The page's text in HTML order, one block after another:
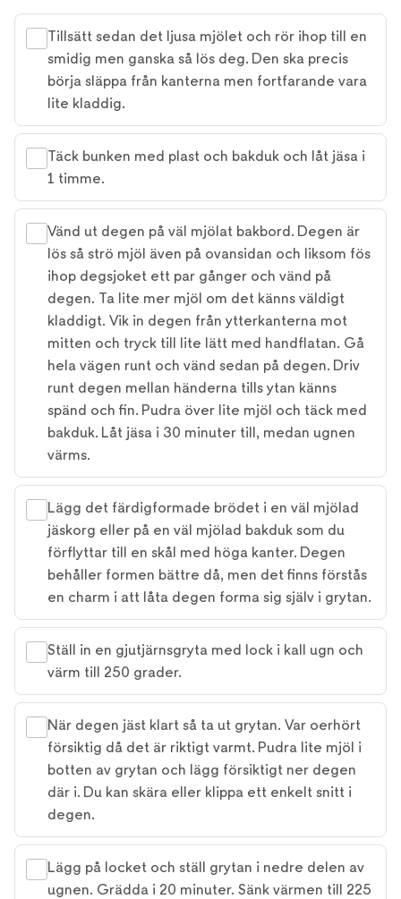
Tillsätt sedan det ljusa mjölet och rör ihop till en
smidig men ganska så lös deg. Den ska precis
börja släppa från kanterna men fortfarande vara
lite kladdig.
Täck bunken med plast och bakduk och låt jäsa i
1 timme.
Vänd ut degen på väl mjölat bakbord. Degen är
lös så strö mjöl även på ovansidan och liksom fös
ihop degsjoket ett par gånger och vänd på
degen. Ta lite mer mjöl om det känns väldigt
kladdigt. Vik in degen från ytterkanterna mot
mitten och tryck till lite lätt med handflatan. Gå
hela vägen runt och vänd sedan på degen. Driv
runt degen mellan händerna tills ytan känns
spänd och fin. Pudra över lite mjöl och täck med
bakduk. Låt jäsa i 30 minuter till, medan ugnen
värms.
Lägg det färdigformade brödet i en väl mjölad
jäskorg eller på en väl mjölad bakduk som du
förflyttar till en skål med höga kanter. Degen
behåller formen bättre då, men det finns förstås
en charm i att låta degen forma sig själv i grytan.
Ställ in en gjutjärnsgryta med lock i kall ugn och
värm till 250 grader.
När degen jäst klart så ta ut grytan. Var oerhört
försiktig då det är riktigt varmt. Pudra lite mjöl i
botten av grytan och lägg försiktigt ner degen
där i. Du kan skära eller klippa ett enkelt snitt i
degen.
Lägg på locket och ställ grytan i nedre delen av
ugnen. Grädda i 20 minuter. Sänk värmen till 225